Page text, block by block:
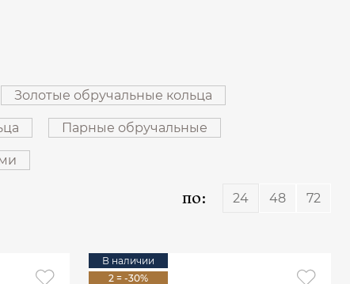
Золотые обручальные кольца
Парные обручальные
по: 24 48 72
В наличии
2 = -30%